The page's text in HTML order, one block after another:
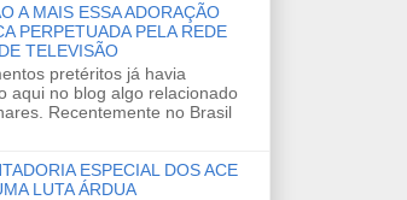
A MAIS ESSA ADORAÇÃO
PERPETUADA PELA REDE
TELEVISÃO
pretéritos já havia
aqui no blog algo relacionado
Recentemente no Brasil
ESPECIAL DOS ACE
LUTA ÁRDUA